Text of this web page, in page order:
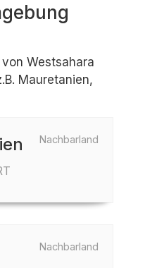
Westsahara
Mauretanien,
Nachbarland
Nachbarland